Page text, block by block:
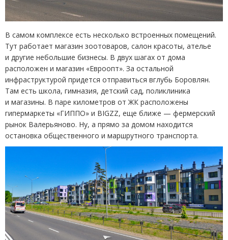
В самом комплексе есть несколько встроенных помещений.
Тут работает магазин зоотоваров, салон красоты, ателье
и другие небольшие бизнесы. В двух шагах от дома
расположен и магазин «Евроопт». За остальной
инфраструктурой придется отправиться вглубь Боровлян.
Там есть школа, гимназия, детский сад, поликлиника
и магазины. В паре километров от ЖК расположены
гипермаркеты «ГИППО» и BIGZZ, еще ближе — фермерский
рынок Валерьяново. Ну, а прямо за домом находится
остановка общественного и маршрутного транспорта.